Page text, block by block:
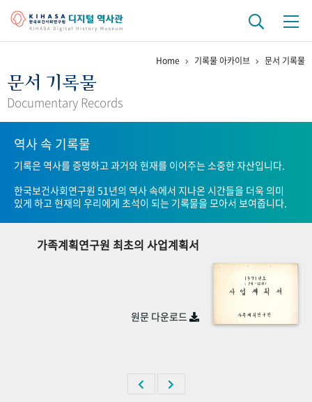
걸어온 길 기관 변천사
연구 역사
정책과 연구 키워드로 보는 연구 역사
연구자들
기록물 아카이브
사진 아카이브 문서 기록물 행정박물
숫자로 보는 50년 50+1주년 광장
Home 기록물 아카이브 문서 기록물
문서 기록물
Documentary Records
역사 속 기록물
기록은 역사를 증명하고 과거와 현재를 이어주는 소중한 자산입니다.
한국보건사회연구원 51년의 역사 속에서 지나온 시간들을 더욱 의미
있게 하고 현재의 우리에게 초석이 되는 기록물을 모아서 보여줍니다.
가족계획연구원 최초의 사업계획서
원문 다운로드